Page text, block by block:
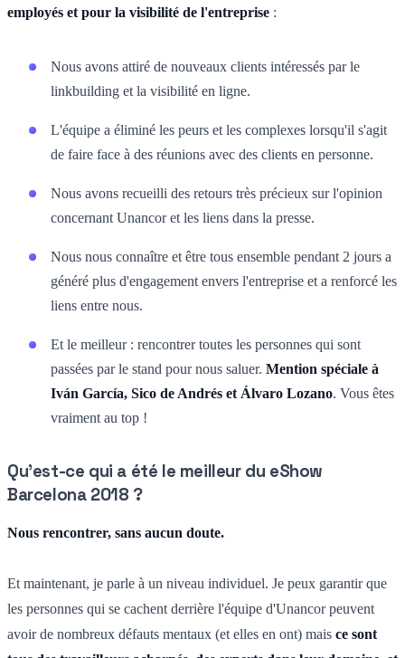
employés et pour la visibilité de l'entreprise :
Nous avons attiré de nouveaux clients intéressés par le
linkbuilding et la visibilité en ligne.
L'équipe a éliminé les peurs et les complexes lorsqu'il s'agit
de faire face à des réunions avec des clients en personne.
Nous avons recueilli des retours très précieux sur l'opinion
concernant Unancor et les liens dans la presse.
Nous nous connaître et être tous ensemble pendant 2 jours a
généré plus d'engagement envers l'entreprise et a renforcé les
liens entre nous.
Et le meilleur : rencontrer toutes les personnes qui sont
passées par le stand pour nous saluer. Mention spéciale à
Iván García, Sico de Andrés et Álvaro Lozano. Vous êtes
vraiment au top !
Qu'est-ce qui a été le meilleur du eShow
Barcelona 2018 ?
Nous rencontrer, sans aucun doute.
Et maintenant, je parle à un niveau individuel. Je peux garantir que
les personnes qui se cachent derrière l'équipe d'Unancor peuvent
avoir de nombreux défauts mentaux (et elles en ont) mais ce sont